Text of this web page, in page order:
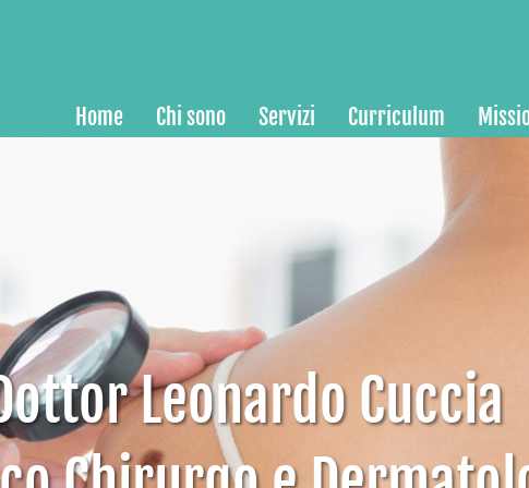
Home Chi sono Servizi Curriculum
Leonardo Cuccia